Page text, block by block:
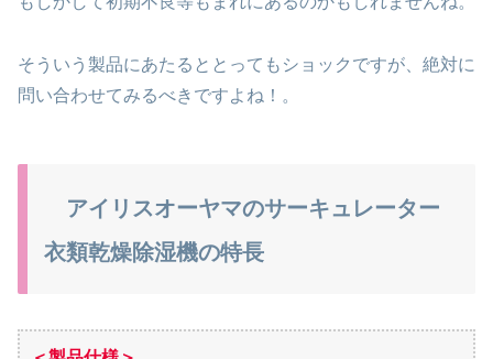
そういう製品にあたるととってもショックですが、絶対に
問い合わせてみるべきですよね！。
アイリスオーヤマのサーキュレーター
衣類乾燥除湿機の特長